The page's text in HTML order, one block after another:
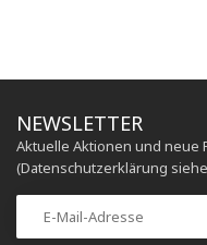
NEWSLETTER
Aktuelle Aktionen und neue
(Datenschutzerklärung